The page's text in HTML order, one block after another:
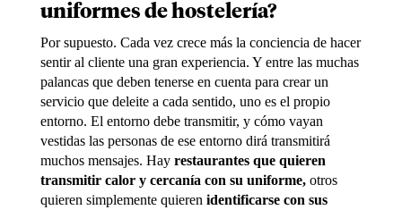
uniformes de hostelería?
Por supuesto. Cada vez crece más la conciencia de hacer
sentir al cliente una gran experiencia. Y entre las muchas
palancas que deben tenerse en cuenta para crear un
servicio que deleite a cada sentido, uno es el propio
entorno. El entorno debe transmitir, y cómo vayan
vestidas las personas de ese entorno dirá transmitirá
muchos mensajes. Hay restaurantes que quieren
transmitir calor y cercanía con su uniforme,otros
quieren simplemente quieren identificarse con sus